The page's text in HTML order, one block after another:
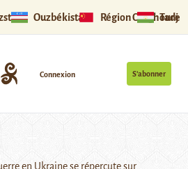
Ouzbékistan Région Ouïghoure
S’abonner
Connexion
en Ukraine se répercute sur